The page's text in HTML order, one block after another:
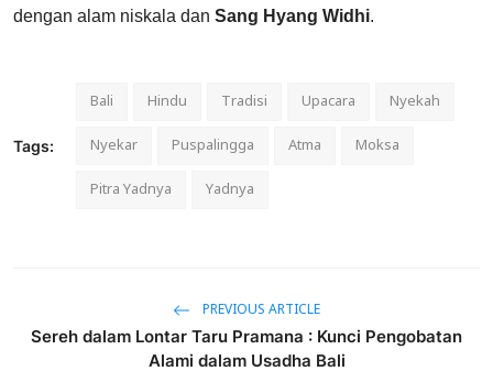
dengan alam niskala dan Sang Hyang Widhi.
Tags:
Bali Hindu Tradisi Upacara
Nyekah
Nyekar
Puspalingga Atma
Moksa
Pitra Yadnya
Yadnya
PREVIOUS ARTICLE
Sereh dalam Lontar Taru Pramana : Kunci Pengobatan
Alami dalam Usadha Bali